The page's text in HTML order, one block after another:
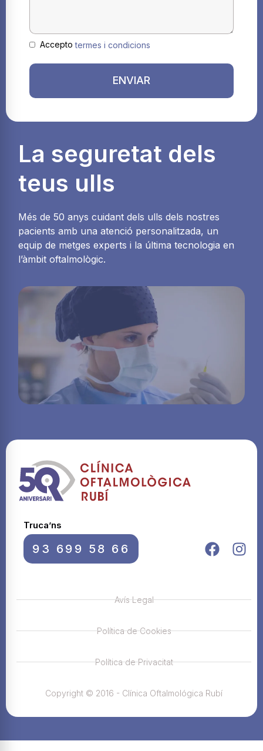
Acceptotermes i condicions
ENVIAR
La seguretat dels
teus ulls
Més de 50 anys cuidant dels ulls dels nostres
pacients amb una atenció personalitzada, un
equip de metges experts i la última tecnologia en
l’àmbit oftalmològic.
Truca’ns
93 699 58 66
Avís Legal
Política de Cookies
Política de Privacitat
Copyright © 2016 - Clínica Oftalmológica Rubí